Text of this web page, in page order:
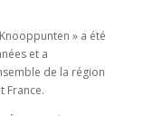
» a été
et a
de la région
France.